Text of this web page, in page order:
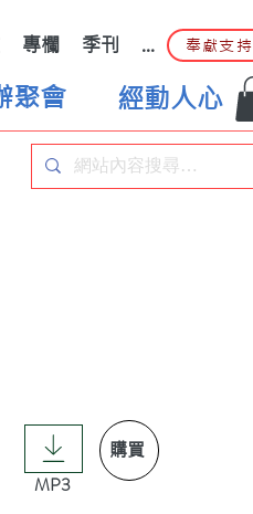
專欄 季刊 ... 奉獻支持
聚會 經動人心
MP3
購買